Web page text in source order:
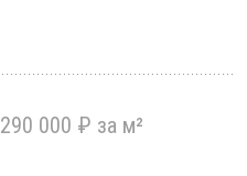
290 000 ₽ за м²